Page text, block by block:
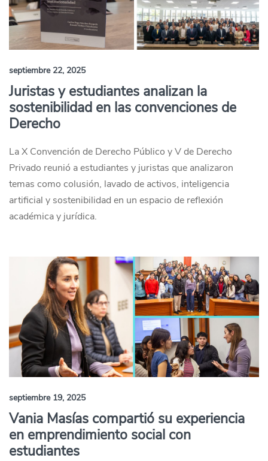
septiembre 22, 2025
Juristas y estudiantes analizan la
sostenibilidad en las convenciones de
Derecho
La X Convención de Derecho Público y V de Derecho
Privado reunió a estudiantes y juristas que analizaron
temas como colusión, lavado de activos, inteligencia
artificial y sostenibilidad en un espacio de reflexión
académica y jurídica.
septiembre 19, 2025
Vania Masías compartió su experiencia
en emprendimiento social con
estudiantes